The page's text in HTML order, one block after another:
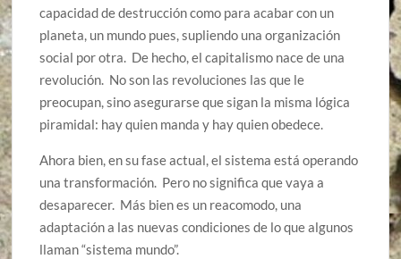
capacidad de destrucción como para acabar con un
planeta, un mundo pues, supliendo una organización
social por otra. De hecho, el capitalismo nace de una
revolución. No son las revoluciones las que le
preocupan, sino asegurarse que sigan la misma lógica
piramidal: hay quien manda y hay quien obedece.
Ahora bien, en su fase actual, el sistema está operando
una transformación. Pero no significa que vaya a
desaparecer. Más bien es un reacomodo, una
adaptación a las nuevas condiciones de lo que algunos
llaman “sistema mundo”.